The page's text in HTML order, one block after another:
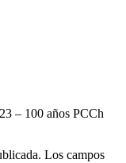
– 100 años PCCh
Los campos